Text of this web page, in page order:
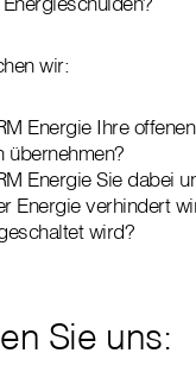
wir:
Energie Ihre offenen
übernehmen?
Energie Sie dabei
Energie verhindert
wird?
Sie uns: